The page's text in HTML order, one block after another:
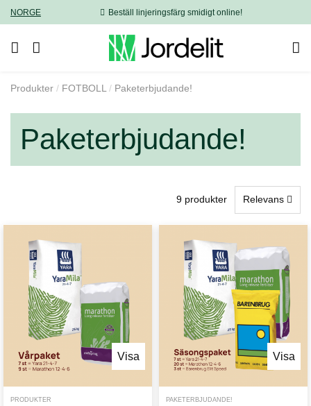
NORGE Beställ linjeringsfärg smidigt online!
Produkter FOTBOLL Paketerbjudande!
Paketerbjudande!
9 produkter Relevans
Visa
PRODUKTER
Visa
PAKETERBJUDANDE!